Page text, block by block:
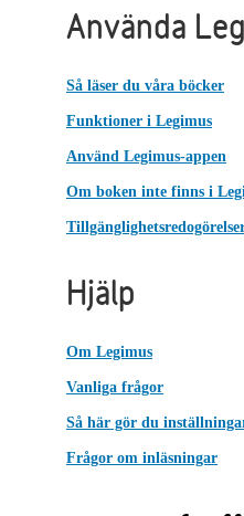
Använda
Så läser du våra böcker
Funktioner i Legimus
Använd Legimus-appen
Om boken inte finns i
Hjälp
Om Legimus
Vanliga frågor
Så här gör du
Frågor om inläsningar